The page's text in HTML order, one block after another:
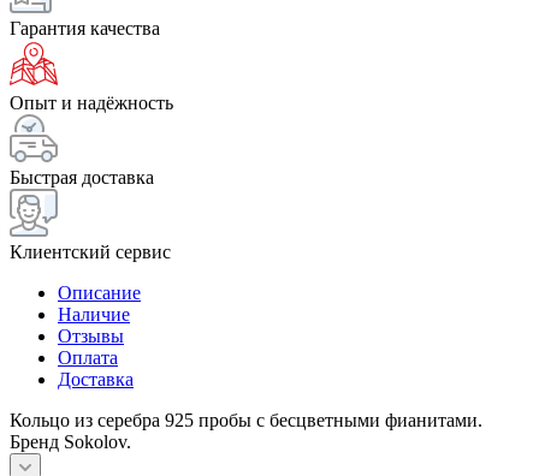
Гарантия качества
Опыт и надёжность
Быстрая доставка
Клиентский сервис
Описание
Наличие
Отзывы
Оплата
Доставка
Кольцо из серебра 925 пробы с бесцветными фианитами.
Бренд Sokolov.